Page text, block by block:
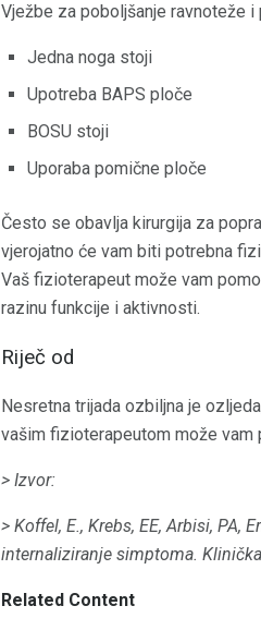
Vježbe za poboljšanje ravnoteže
Jedna noga stoji
Upotreba BAPS ploče
BOSU stoji
Uporaba pomične ploče
Često se obavlja kirurgija za
vjerojatno će vam biti potrebna
Vaš fizioterapeut može vam
razinu funkcije i aktivnosti.
Riječ od
Nesretna trijada ozbiljna je
vašim fizioterapeutom može vam
> Izvor:
> Koffel, E., Krebs, EE, Arbisi, PA,
internaliziranje simptoma.
Related Content